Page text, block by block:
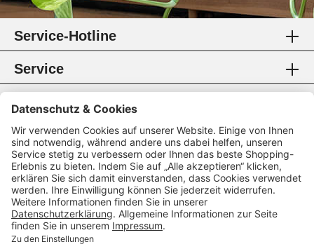
Service-Hotline
Service
Information
Rechtliches
Zahlungsmethoden
Zertifikate
Folgen Sie uns